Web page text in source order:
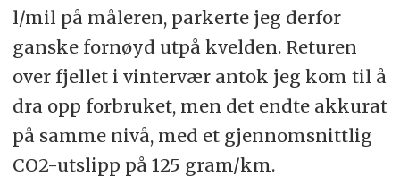
l/mil på måleren, parkerte jeg derfor
ganske fornøyd utpå kvelden. Returen
over fjellet i vintervær antok jeg kom til å
dra opp forbruket, men det endte akkurat
på samme nivå, med et gjennomsnittlig
CO2-utslipp på 125 gram/km.